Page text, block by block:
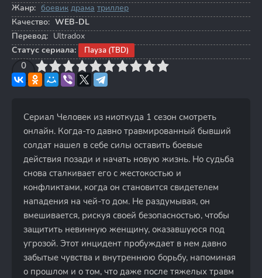
Жанр: боевик драма триллер
Качество: WEB-DL
Перевод: Ultradox
Статус сериала:
Пауза (TBD)
0
4 6 7 8 9 10
Сериал Человек из ниоткуда 1 сезон смотреть
онлайн. Когда-то давно травмированный бывший
солдат нашел в себе силы оставить боевые
действия позади и начать новую жизнь. Но судьба
снова сталкивает его с жестокостью и
конфликтами, когда он становится свидетелем
нападения на чей-то дом. Не раздумывая, он
вмешивается, рискуя своей безопасностью, чтобы
защитить невинную женщину, оказавшуюся под
угрозой. Этот инцидент пробуждает в нем давно
забытые чувства и внутреннюю борьбу, напоминая
о прошлом и о том, что даже после тяжелых травм